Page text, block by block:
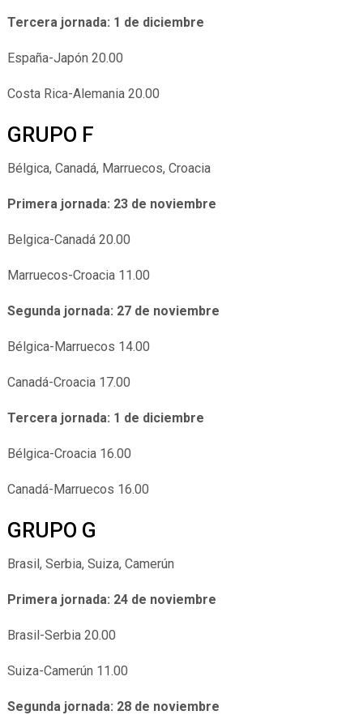
Tercera jornada: 1 de diciembre
España-Japón 20.00
Costa Rica-Alemania 20.00
GRUPO F
Bélgica, Canadá, Marruecos, Croacia
Primera jornada: 23 de noviembre
Belgica-Canadá 20.00
Marruecos-Croacia 11.00
Segunda jornada: 27 de noviembre
Bélgica-Marruecos 14.00
Canadá-Croacia 17.00
Tercera jornada: 1 de diciembre
Bélgica-Croacia 16.00
Canadá-Marruecos 16.00
GRUPO G
Brasil, Serbia, Suiza, Camerún
Primera jornada: 24 de noviembre
Brasil-Serbia 20.00
Suiza-Camerún 11.00
Segunda jornada: 28 de noviembre